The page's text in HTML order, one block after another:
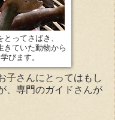
ってさばき、
きていた動物から
びます。
子さんにとってはもし
、専門のガイドさんが